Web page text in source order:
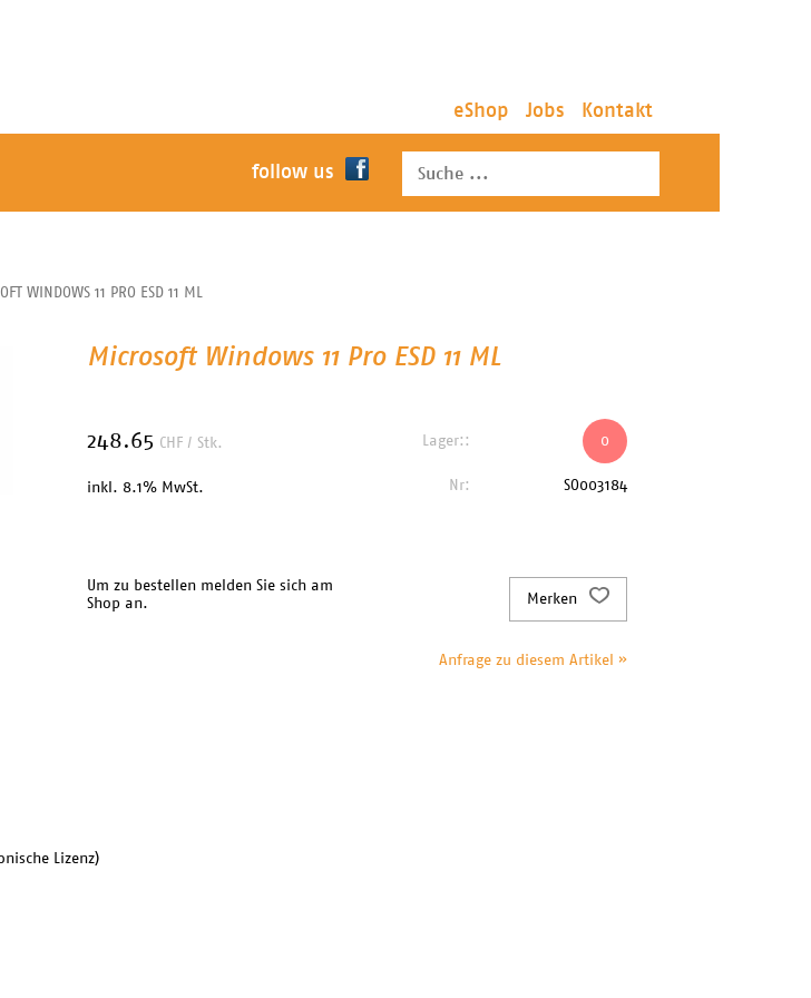
eShop Jobs Kontakt
follow us
WINDOWS 11 PRO ESD 11 ML
Microsoft Windows 11 Pro ESD 11 ML
248.65 CHF / Stk.
inkl. 8.1% MwSt.
Lager:: 0
Nr: SO003184
Um zu bestellen melden Sie sich am
Shop an.
Merken
Anfrage zu diesem Artikel »
Lizenz)